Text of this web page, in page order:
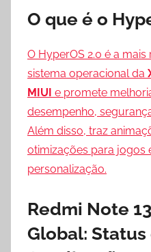
O que é o
O HyperOS 2.0 é a
sistema operacional da
MIUI e promete
desempenho,
Além disso, traz
otimizações para jogos
personalização.
Redmi Note
Global: Status